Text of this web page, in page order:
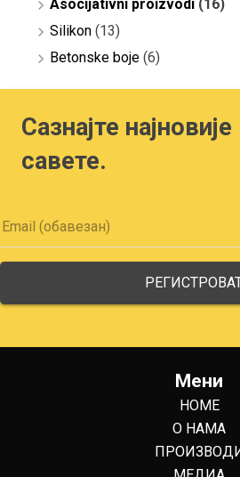
Asocijativni proizvodi (16)
Silikon (13)
Betonske boje (6)
Сазнајте
савете.
Мени
HOME
О НАМА